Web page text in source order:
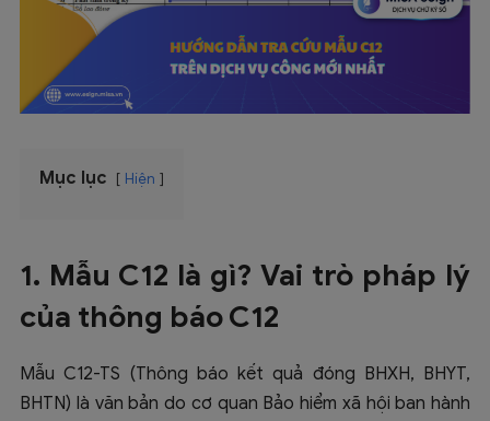
Mục lục Hiện
1. Mẫu C12 là gì? Vai trò pháp lý
của thông báo C12
Mẫu C12-TS (Thông báo kết quả đóng BHXH, BHYT,
BHTN) là văn bản do cơ quan Bảo hiểm xã hội ban hành